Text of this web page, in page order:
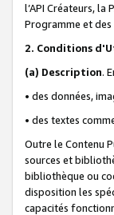
l’API Créateurs,
Programme et
2. Conditions
(a) Description.
• des données,
• des textes
Outre le Contenu
sources et
bibliothèque ou
disposition les
capacités